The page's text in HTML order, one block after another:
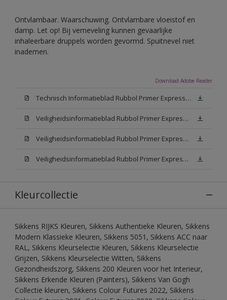
Ontvlambaar. Waarschuwing. Ontvlambare vloeistof en
damp. Let op! Bij verneveling kunnen gevaarlijke
inhaleerbare druppels worden gevormd. Spuitnevel niet
inademen.
Download Adobe Reader
Technisch Informatieblad Rubbol Primer Express (PDF)
Veiligheidsinformatieblad Rubbol Primer Express White (MSDS)
Veiligheidsinformatieblad Rubbol Primer Express W05 (MSDS)
Veiligheidsinformatieblad Rubbol Primer Express N00 (MSDS)
Kleurcollectie
Sikkens RIJKS Kleuren, Sikkens Authentieke Kleuren, Sikkens
Modern Klassieke Kleuren, Sikkens 5051, Sikkens ACC naar
RAL, Sikkens Kleurselectie Kleuren, Sikkens Kleurselectie
Grijzen, Sikkens Kleurselectie Witten, Sikkens
Gezondheidszorg, Sikkens 200 Kleuren voor het Interieur,
Sikkens Erkende Kleuren (Painters), Sikkens Van Gogh
Collectie kleuren, Sikkens Colour Futures 2022, Sikkens